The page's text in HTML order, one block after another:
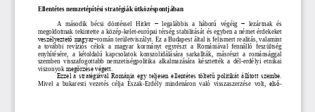
Ellentétes nemzetépítési stratégiák ütközéspontjában
A második bécsi döntéssel Hitler − legalábbis a háború végéig − lezártnak és
megoldottnak tekintette a közép-kelet-európai térség stabilitását és egyben a német érdekeket
veszélyeztető magyar−román területviszályt. Ez a Budapest által is felismert realitás, valamint
a  további  revíziós  célok a  magyar  kormányt egyrészt  a  Romániával  fennálló  feszültség
enyhítésére,
a  kétoldalú  kapcsolatok konszolidálására  sarkallták,  másrészt a  románsággal
szemben  visszafogottabb  nemzetiségpolitika  alkalmazására késztették a dél-erdélyi  etnikai
viszonyok megőrzése végett.
Ezzel a stratégiával Románia egy teljesen ellentétes töltetű politikát állított szembe.
Mivel a  bukaresti  vezetés célja  Észak-Erdély  mindenáron  való  visszaszerzése  volt, első-